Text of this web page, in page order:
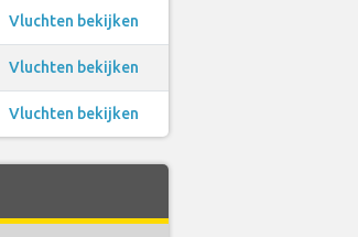
Vluchten bekijken
Vluchten bekijken
Vluchten bekijken